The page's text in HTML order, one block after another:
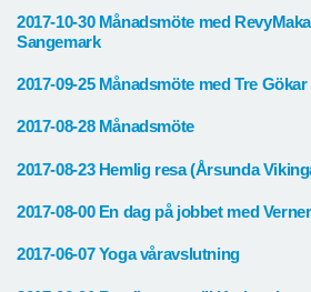
2017-10-30 Månadsmöte med
Sangemark
2017-09-25 Månadsmöte med Tre Gökar
2017-08-28 Månadsmöte
2017-08-23 Hemlig resa (Årsunda
2017-08-00 En dag på jobbet med
2017-06-07 Yoga våravslutning